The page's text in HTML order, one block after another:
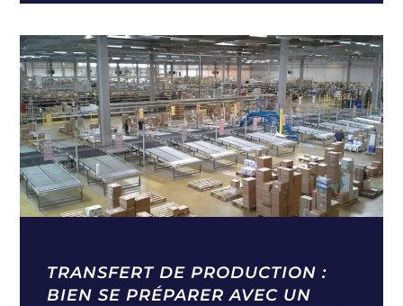
TRANSFERT DE PRODUCTION :
BIEN SE PRÉPARER AVEC UN